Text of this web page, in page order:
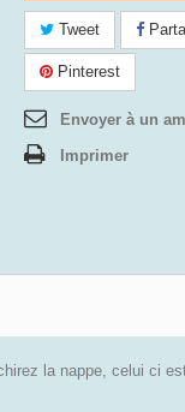
Tweet
Pinterest
Envoyer à un
Imprimer
la nappe, celui ci